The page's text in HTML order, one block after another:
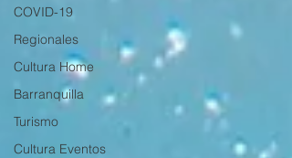
COVID-19
Regionales
Cultura Home
Barranquilla
Turismo
Cultura Eventos